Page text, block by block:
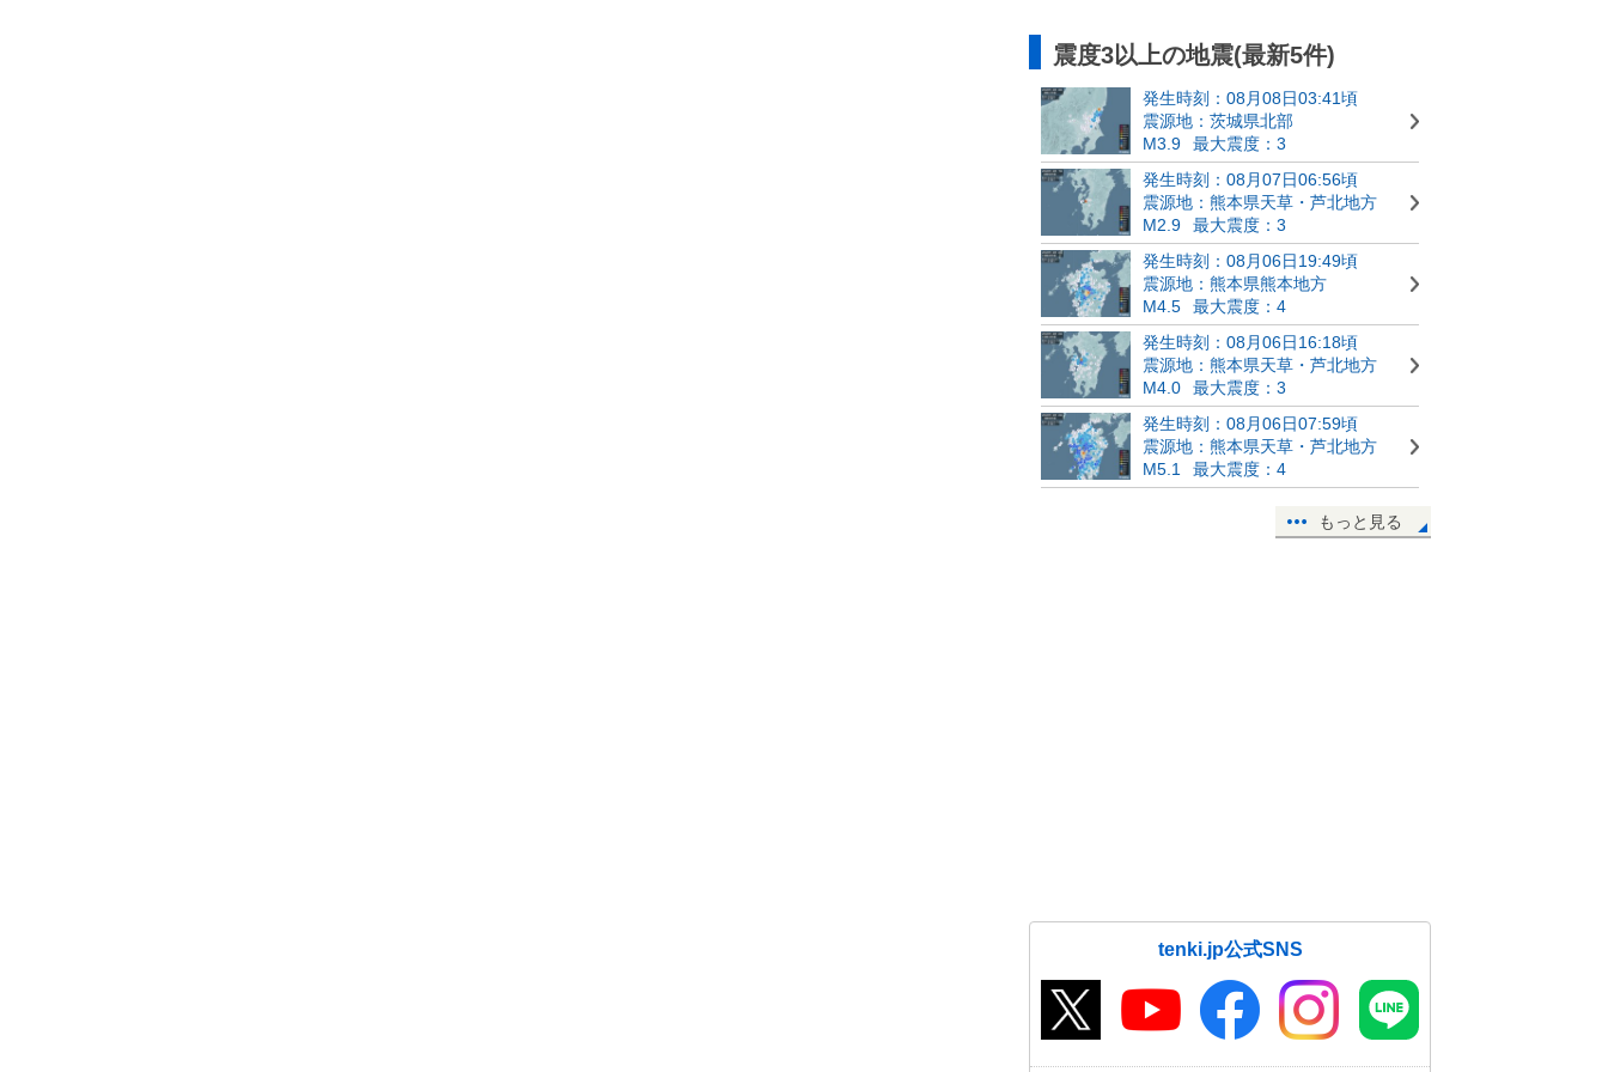
震度3以上の地震(最新5件)
発生時刻：08月08日03:41頃
震源地：茨城県北部
M3.9
最大震度：3
発生時刻：08月07日06:56頃
震源地：熊本県天草・芦北地方
M2.9
最大震度：3
発生時刻：08月06日19:49頃
震源地：熊本県熊本地方
M4.5
最大震度：4
発生時刻：08月06日16:18頃
震源地：熊本県天草・芦北地方
M4.0
最大震度：3
発生時刻：08月06日07:59頃
震源地：熊本県天草・芦北地方
M5.1
最大震度：4
もっと見る
tenki.jp公式SNS